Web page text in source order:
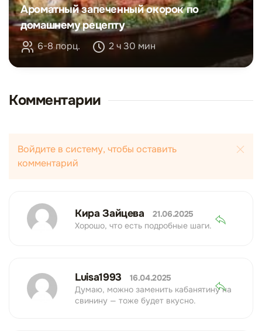
Ароматный запеченный окорок по
домашнему рецепту
6-8 порц. 2 ч 30 мин
Комментарии
Войдите в систему, чтобы оставить
комментарий
Кира Зайцева
21.06.2025
Хорошо, что есть подробные шаги.
Luisa1993
16.04.2025
Думаю, можно заменить кабанятину на
свинину — тоже будет вкусно.